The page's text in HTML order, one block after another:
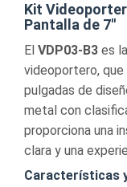
Kit
Pantalla de 7''
El VDP03-B3 es
videoportero,
pulgadas de
metal con
proporciona una
clara y una
Características